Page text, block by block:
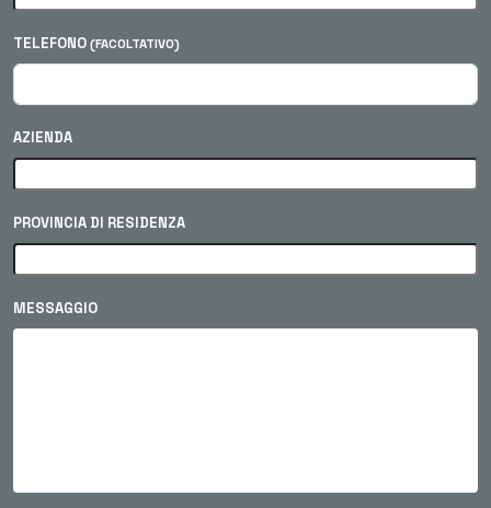
TELEFONO (FACOLTATIVO)
AZIENDA
PROVINCIA DI RESIDENZA
MESSAGGIO